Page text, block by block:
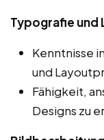
Typografie und
Kenntnisse
und
Fähigkeit,
Designs zu